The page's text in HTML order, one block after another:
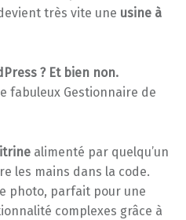
très vite une usine à
? Et bien non.
fabuleux Gestionnaire de
alimenté par quelqu’un
les mains dans la code.
photo, parfait pour une
complexes grâce à